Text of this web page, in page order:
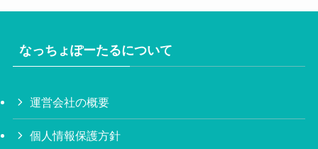
なっちょぽーたるについて
運営会社の概要
個人情報保護方針